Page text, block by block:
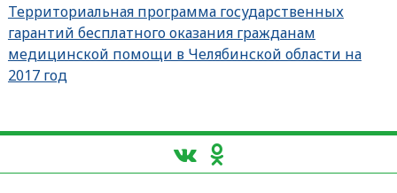
Территориальная программа государственных
гарантий бесплатного оказания гражданам
медицинской помощи в Челябинской области на
2017 год